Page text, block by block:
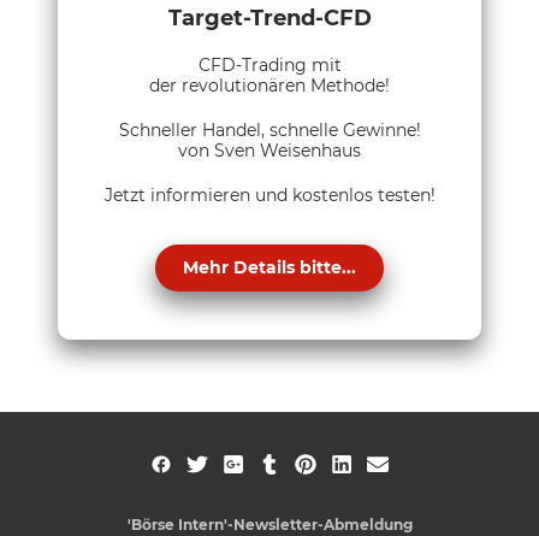
Target-Trend-CFD
CFD-Trading mit
der revolutionären Methode!
Schneller Handel, schnelle Gewinne!
von Sven Weisenhaus
Jetzt informieren und kostenlos testen!
Mehr Details bitte...
'Börse Intern'-Newsletter-Abmeldung